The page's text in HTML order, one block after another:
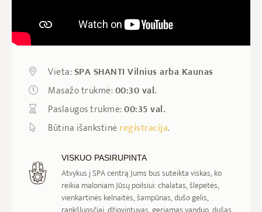
Vieta:SPA SHANTI Vilnius arba Kaunas
Masažo trukmė:00:30 val.
Paslaugos trukmė:00:35 val.
Būtina išankstinėregistracija.
VISKUO PASIRUPINTA
Atvykus į SPA centrą Jums bus suteikta viskas, ko
reikia maloniam Jūsų poilsiui: chalatas, šlepetės,
vienkartinės kelnaitės, šampūnas, dušo gelis,